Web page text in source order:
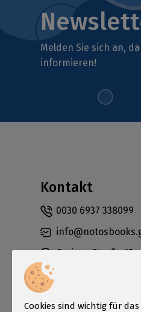
Melden Sie sich an,
informieren!
Kontakt
0030 6937 338099
Omirou-Straße 15,
Cookies sind wichtig für das